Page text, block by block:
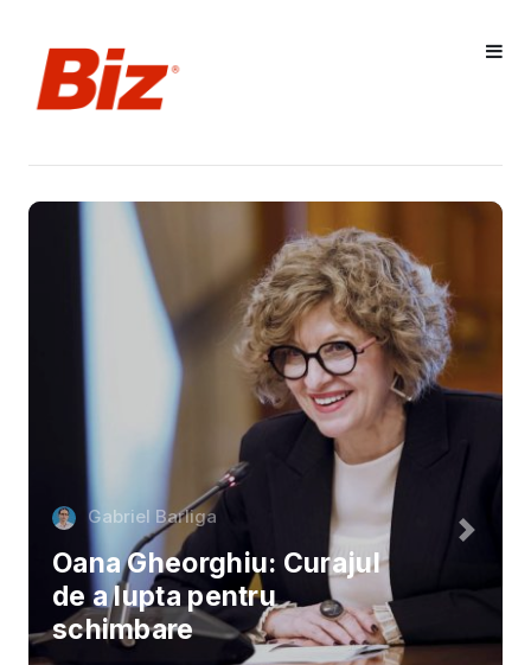
Gabriel Barliga
Oana Gheorghiu: Curajul
de a lupta pentru
schimbare